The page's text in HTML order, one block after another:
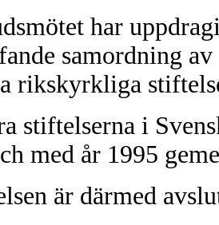
har
samordning
rikskyrkliga
stiftelserna i
med år 1995
är därmed